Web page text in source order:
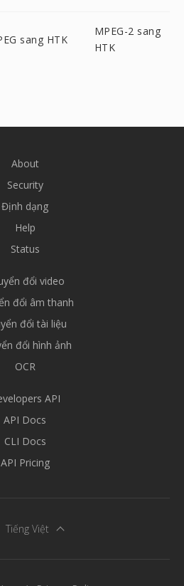
sang HTK
MPEG-2 sang
HTK
About
Security
Định dạng
Help
Status
đổi video
đổi âm thanh
đổi tài liệu
đổi hình ảnh
OCR
API
API Docs
CLI Docs
API Pricing
Tiếng Việt